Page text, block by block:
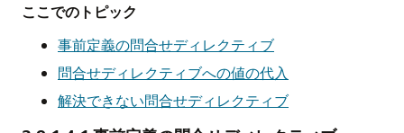
ここでのトピック
事前定義の問合せディレクティブ
問合せディレクティブへの値の代入
解決できない問合せディレクティブ